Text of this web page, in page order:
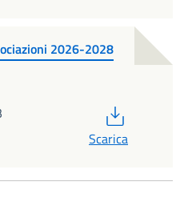
2026-2028
Scarica